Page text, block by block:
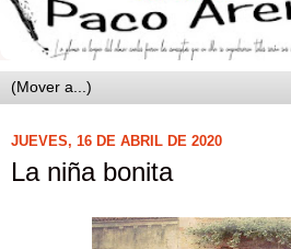
JUEVES, 16 DE ABRIL DE 2020
La niña bonita